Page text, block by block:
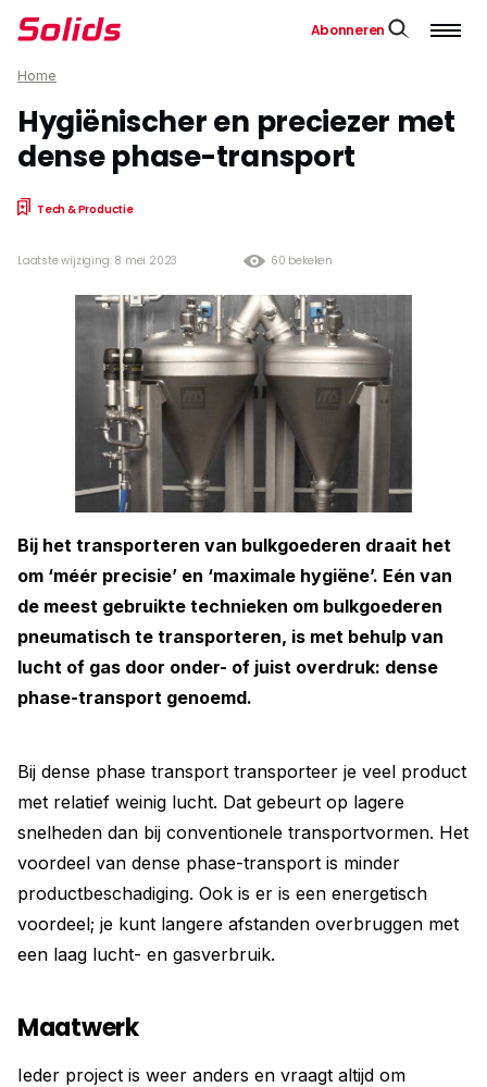
Abonneren
Home
Hygiënischer en preciezer met
dense phase-transport
Tech & Productie
60 bekeken
Laatste wijziging: 8 mei 2023
Bij het transporteren van bulkgoederen draait het
om ‘méér precisie’ en ‘maximale hygiëne’. Eén van
de meest gebruikte technieken om bulkgoederen
pneumatisch te transporteren, is met behulp van
lucht of gas door onder- of juist overdruk: dense
phase-transport genoemd.
Bij dense phase transport transporteer je veel product
met relatief weinig lucht. Dat gebeurt op lagere
snelheden dan bij conventionele transportvormen. Het
voordeel van dense phase-transport is minder
productbeschadiging. Ook is er is een energetisch
voordeel; je kunt langere afstanden overbruggen met
een laag lucht- en gasverbruik.
Maatwerk
Ieder project is weer anders en vraagt altijd om